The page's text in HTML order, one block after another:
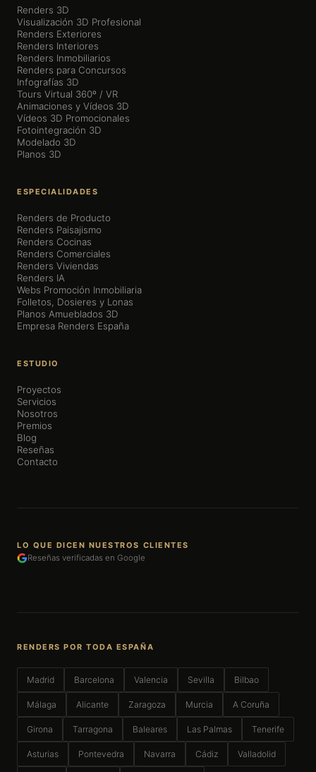
Renders 3D
Visualización 3D Profesional
Renders Exteriores
Renders Interiores
Renders Inmobiliarios
Renders para Concursos
Infografías 3D
Tours Virtual 360º / VR
Animaciones y Vídeos 3D
Vídeos 3D Promocionales
Fotointegración 3D
Modelado 3D
Planos 3D
ESPECIALIDADES
Renders de Producto
Renders Paisajismo
Renders Cocinas
Renders Comerciales
Renders Viviendas
Renders IA
Webs Promoción Inmobiliaria
Folletos, Dosieres y Lonas
Planos Amueblados 3D
Empresa Renders España
ESTUDIO
Proyectos
Servicios
Nosotros
Premios
Blog
Reseñas
Contacto
LO QUE DICEN NUESTROS CLIENTES
Reseñas verificadas en Google
RENDERS POR TODA ESPAÑA
Madrid Barcelona Valencia Sevilla Bilbao
Málaga Alicante Zaragoza Murcia A Coruña
Girona Tarragona Baleares Las Palmas Tenerife
Asturias Pontevedra Navarra Cádiz Valladolid